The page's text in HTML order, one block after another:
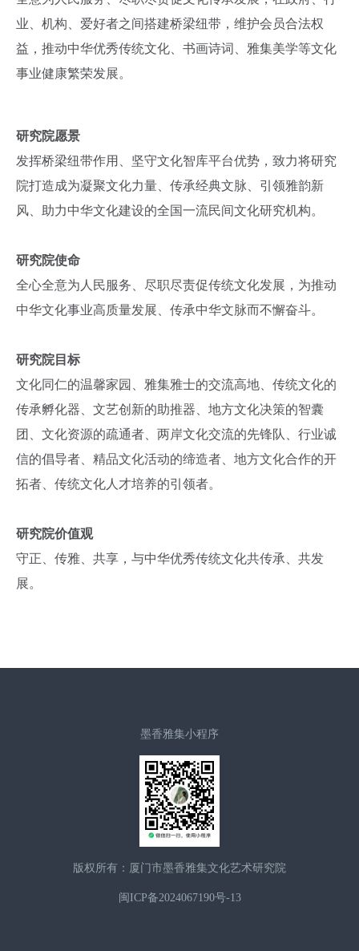
业、机构、爱好者之间搭建桥梁纽带，维护会员合法权
益，推动中华优秀传统文化、书画诗词、雅集美学等文化
事业健康繁荣发展。
研究院愿景
发挥桥梁纽带作用、坚守文化智库平台优势，致力将研究
院打造成为凝聚文化力量、传承经典文脉、引领雅韵新
风、助力中华文化建设的全国一流民间文化研究机构。
研究院使命
全心全意为人民服务、尽职尽责促传统文化发展，为推动
中华文化事业高质量发展、传承中华文脉而不懈奋斗。
研究院目标
文化同仁的温馨家园、雅集雅士的交流高地、传统文化的
传承孵化器、文艺创新的助推器、地方文化决策的智囊
团、文化资源的疏通者、两岸文化交流的先锋队、行业诚
信的倡导者、精品文化活动的缔造者、地方文化合作的开
拓者、传统文化人才培养的引领者。
研究院价值观
守正、传雅、共享，与中华优秀传统文化共传承、共发
展。
墨香雅集小程序
版权所有：厦门市墨香雅集文化艺术研究院
闽ICP备2024067190号-13